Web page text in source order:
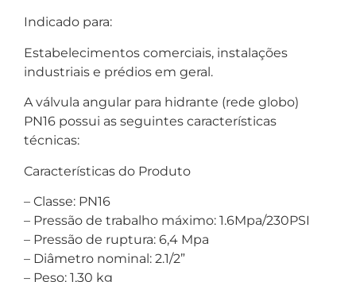
Indicado para:
Estabelecimentos comerciais, instalações
industriais e prédios em geral.
A válvula angular para hidrante (rede globo)
PN16 possui as seguintes características
técnicas:
Características do Produto
– Classe: PN16
– Pressão de trabalho máximo: 1.6Mpa/230PSI
– Pressão de ruptura: 6,4 Mpa
– Diâmetro nominal: 2.1/2”
– Peso: 1,30 kg